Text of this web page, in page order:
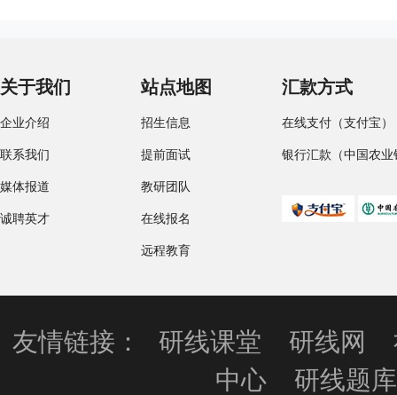
关于我们
企业介绍
联系我们
媒体报道
诚聘英才
站点地图
招生信息
提前面试
教研团队
在线报名
远程教育
汇款方式
在线支付（支付宝）
银行汇款（中国农业
友情链接： 研线课堂 研线网
中心
研线题库